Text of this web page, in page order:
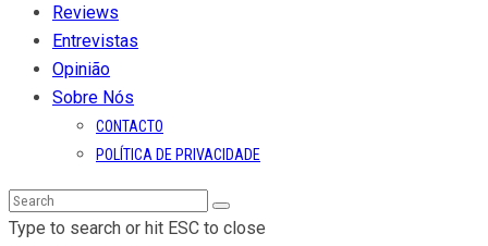
Reviews
Entrevistas
Opinião
Sobre Nós
CONTACTO
POLÍTICA DE PRIVACIDADE
Type to search or hit ESC to close